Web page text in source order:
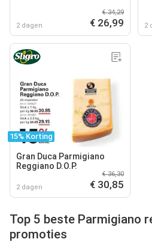
2 dagen
€ 34,29
€ 26,99 2
15% Korting
Gran Duca Parmigiano
Reggiano D.O.P.
2 dagen
€ 36,30
€ 30,85
Top 5 beste Parmigiano
promoties